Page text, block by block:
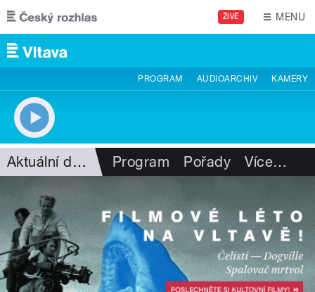
Přejít k hlavnímu obsahu
ŽIVĚ MENU
PROGRAM AUDIOARCHIV KAMERY
Aktuální dění Program Pořady Více…